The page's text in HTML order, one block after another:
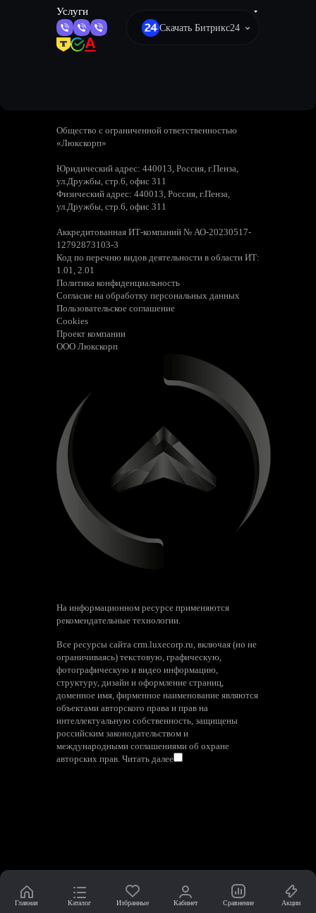
Услуги
Скачать Битрикс24
Общество с ограниченной ответственностью
«Люкскорп»
Юридический адрес: 440013, Россия, г.Пенза,
ул.Дружбы, стр.6, офис 311
Физический адрес: 440013, Россия, г.Пенза,
ул.Дружбы, стр.6, офис 311
Аккредитованная ИТ-компаний № АО-20230517-
12792873103-3
Код по перечню видов деятельности в области ИТ:
1.01, 2.01
Политика конфиденциальность
Согласие на обработку персональных данных
Пользовательское соглашение
Cookies
Проект компании
ООО Люкскорп
На информационном ресурсе применяются
рекомендательные технологии.
Все ресурсы сайта crm.luxecorp.ru, включая (но не
ограничиваясь) текстовую, графическую,
фотографическую и видео информацию,
структуру, дизайн и оформление страниц,
доменное имя, фирменное наименование являются
объектами авторского права и прав на
интеллектуальную собственность, защищены
российским законодательством и
международными соглашениями об охране
авторских прав. Читать далее
Главная Каталог Избранные Кабинет Сравнение Акции